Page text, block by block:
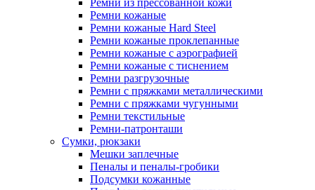
Ремни из прессованной кожи
Ремни кожаные
Ремни кожаные Hard Steel
Ремни кожаные проклепанные
Ремни кожаные с аэрографией
Ремни кожаные с тиснением
Ремни разгрузочные
Ремни с пряжками металлическими
Ремни с пряжками чугунными
Ремни текстильные
Ремни-патронташи
Сумки, рюкзаки
Мешки заплечные
Пеналы и пеналы-гробики
Подсумки кожанные